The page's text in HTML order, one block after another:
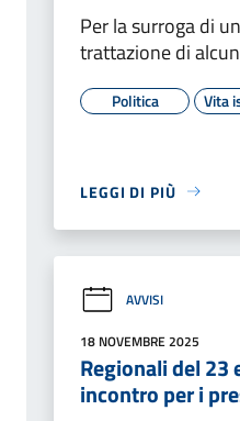
Per la surroga di
trattazione di
Politica Vita
LEGGI DI PIÙ
AVVISI
18 NOVEMBRE 2025
Regionali del 23
incontro per i